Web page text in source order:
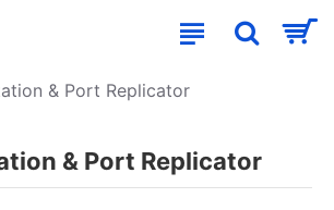
& Port Replicator
& Port Replicator